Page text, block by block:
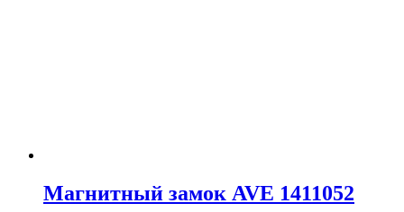
Магнитный замок AVE 1411052